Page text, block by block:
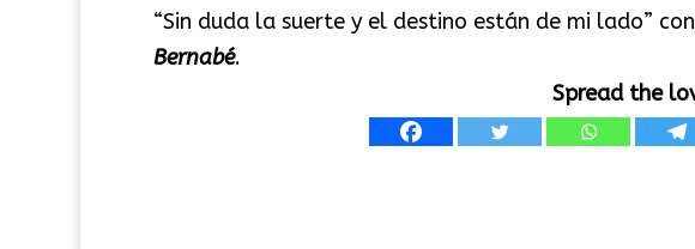
“Sin duda la suerte y el destino están de mi lado”
Bernabé.
Spread the